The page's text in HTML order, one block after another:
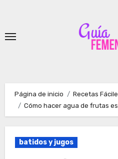
contenido
Página de inicio Recetas
Cómo hacer agua de frutas
batidos y jugos